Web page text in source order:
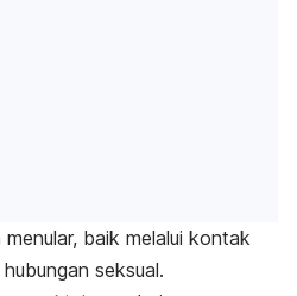
baik melalui kontak
seksual.